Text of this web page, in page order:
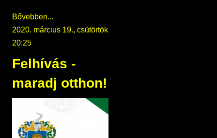
Bővebben...
2020. március 19., csütörtök
20:25
Felhívás -
maradj otthon!